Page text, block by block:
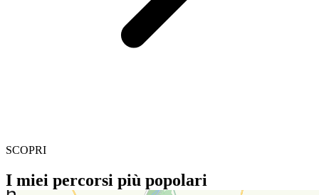
SCOPRI
I miei percorsi più popolari